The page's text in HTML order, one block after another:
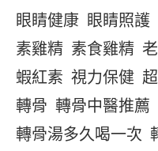
眼睛健康 眼睛照護
素雞精 素食雞精
蝦紅素 視力保健
轉骨 轉骨中醫推薦
轉骨湯多久喝一次